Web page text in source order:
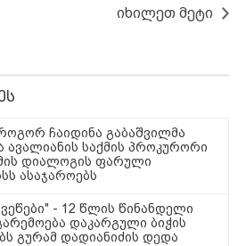
"გიორგი ბარამიძემ რაღაც
არასწორად ჩამოაყალიბა,
მიხეილ სააკაშვილი
"აი, ეს არის სამშობლოს
ღალატი" - როგორ ეხმაურება
ნიკა გვარამია აგვისტოს ომთან
დაკავშირებით ირაკლი
იხილეთ მეტი
ჩაიდინა გაბაშვილმა
ავალიანის საქმის პროკურორი
დიალოგის ფარული
ასაჯაროებს
- 12 წლის წინანდელი
დაკარგული ბიჭის
გურამ დადიანიძის დედა